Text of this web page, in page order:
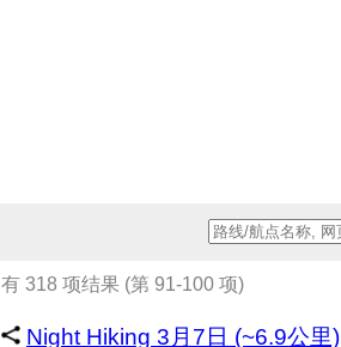
有 318 项结果 (第 91-100 项)
Night Hiking 3月7日 (~6.9公里)